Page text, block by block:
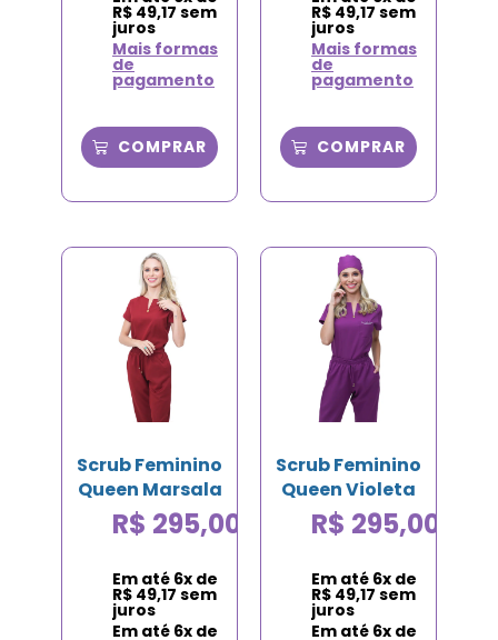
R$ 49,17 sem
juros
Mais formas
de
pagamento
COMPRAR
R$ 49,17 sem
juros
Mais formas
de
pagamento
COMPRAR
Scrub Feminino
Queen Marsala
R$ 295,00
Em até 6x de
R$ 49,17 sem
juros
Em até 6x de
Scrub Feminino
Queen Violeta
R$ 295,00
Em até 6x de
R$ 49,17 sem
juros
Em até 6x de